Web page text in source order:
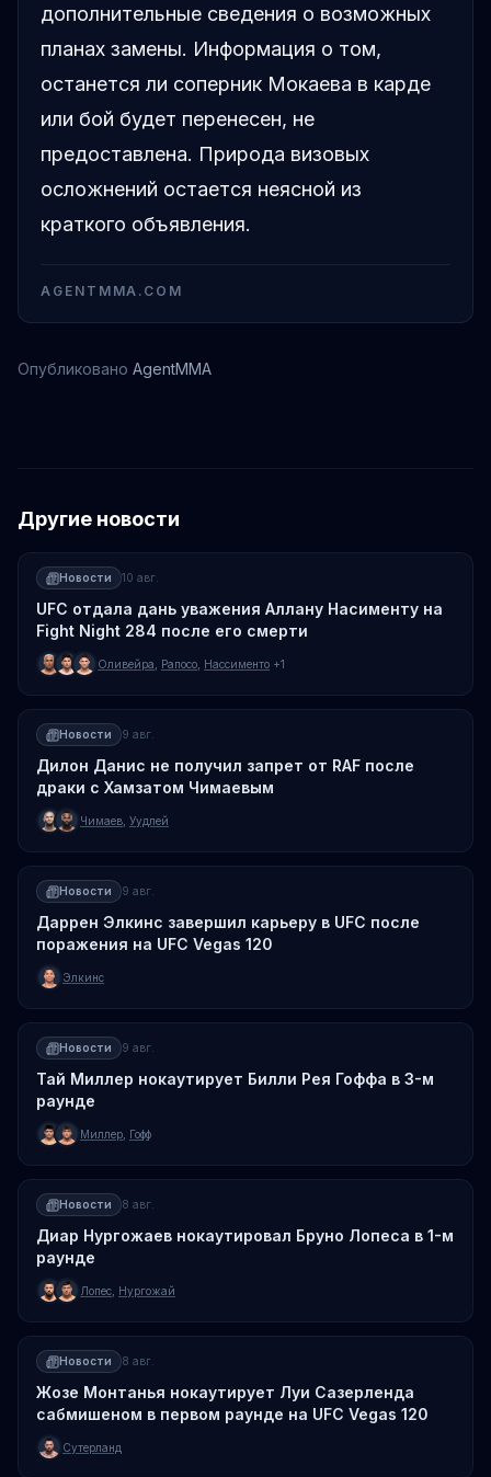
дополнительные сведения о возможных
планах замены. Информация о том,
останется ли соперник Мокаева в карде
или бой будет перенесен, не
предоставлена. Природа визовых
осложнений остается неясной из
краткого объявления.
AGENTMMA.COM
Опубликовано AgentMMA
Другие новости
Новости 10 авг.
UFC отдала дань уважения Аллану Насименту на
Fight Night 284 после его смерти
Оливейра Рапосо Нассименто +1
Новости 9 авг.
Дилон Данис не получил запрет от RAF после
драки с Хамзатом Чимаевым
Чимаев Уудлей
Новости 9 авг.
Даррен Элкинс завершил карьеру в UFC после
поражения на UFC Vegas 120
Элкинс
Новости 9 авг.
Тай Миллер нокаутирует Билли Рея Гоффа в 3-м
раунде
Миллер Гофф
Новости 8 авг.
Диар Нургожаев нокаутировал Бруно Лопеса в 1-м
раунде
Лопес Нургожай
Новости 8 авг.
Жозе Монтанья нокаутирует Луи Сазерленда
сабмишеном в первом раунде на UFC Vegas 120
Сутерланд